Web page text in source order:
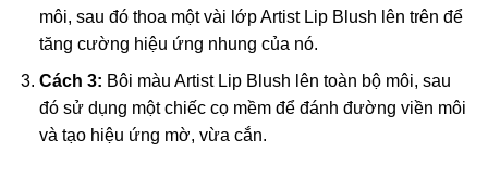
môi, sau đó thoa một vài lớp Artist Lip Blush lên trên để
tăng cường hiệu ứng nhung của nó.
Cách 3: Bôi màu Artist Lip Blush lên toàn bộ môi, sau
đó sử dụng một chiếc cọ mềm để đánh đường viền môi
và tạo hiệu ứng mờ, vừa cắn.